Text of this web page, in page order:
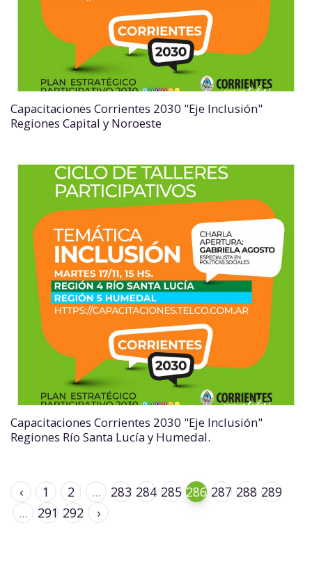
Capacitaciones Corrientes 2030 "Eje Inclusión"
Regiones Capital y Noroeste
Capacitaciones Corrientes 2030 "Eje Inclusión"
Regiones Río Santa Lucía y Humedal.
‹ 1 2 ... 283 284 285 286 287 288 289
...
291 292 ›